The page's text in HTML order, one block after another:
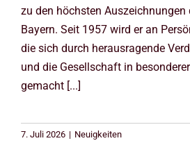
zu den höchsten Auszeichnungen
Bayern. Seit 1957 wird er an
die sich durch herausragende
und die Gesellschaft in
gemacht [...]
7. Juli 2026 | Neuigkeiten